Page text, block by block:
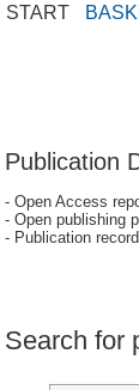
START
Publication
- Open Access
- Open publishing
- Publication
Search for